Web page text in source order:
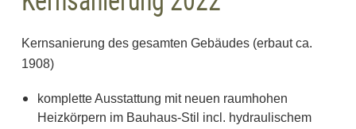
Kernsanierung des gesamten Gebäudes (erbaut ca.
1908)
komplette Ausstattung mit neuen raumhohen
Heizkörpern im Bauhaus-Stil incl. hydraulischem